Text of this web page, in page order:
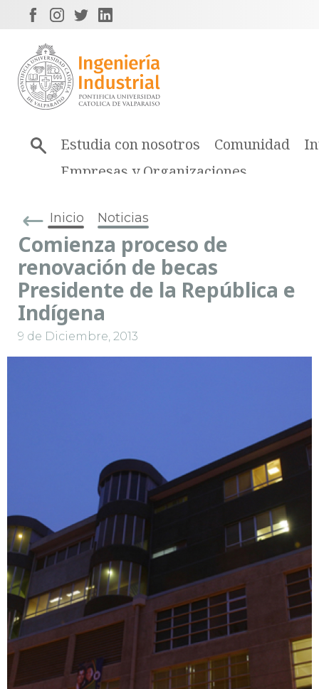
Estudia con nosotros Comunidad
Empresas y Organizaciones
Inicio Noticias
Comienza proceso de
renovación de becas
Presidente de la República e
Indígena
9 de Diciembre, 2013